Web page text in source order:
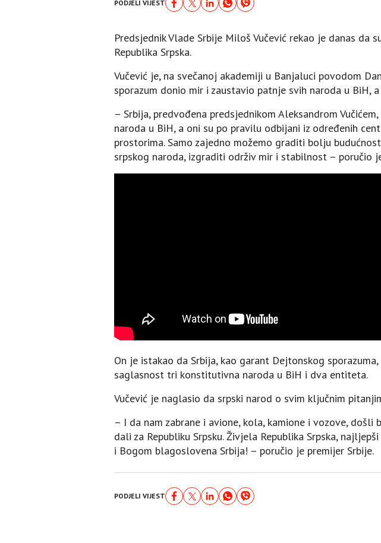
PODJELI VIJEST
Predsjednik Vlade Srbije Miloš Vučević rekao je danas da
Republika Srpska.
Vučević je, na svečanoj akademiji u Banjaluci povodom
sporazum donio mir i zaustavio patnje svih naroda u BiH,
– Srbija, predvođena predsjednikom Aleksandrom
naroda u BiH, a oni su po pravilu odbijani iz određenih
prostorima. Samo zajedno možemo graditi bolju
srpskog naroda, izgraditi održiv mir i stabilnost – poručio
On je istakao da Srbija, kao garant Dejtonskog
saglasnost tri konstitutivna naroda u BiH i dva entiteta.
Vučević je naglasio da srpski narod o svim ključnim
– I da nam zabrane i avione, kola, kamione i vozove,
dali za Republiku Srpsku. Živjela Republika Srpska,
i Bogom blagoslovena Srbija! – poručio je premijer Srbije.
PODJELI VIJEST